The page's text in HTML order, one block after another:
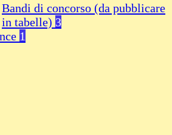
Bandi di concorso (da pubblicare
in tabelle) 3
1